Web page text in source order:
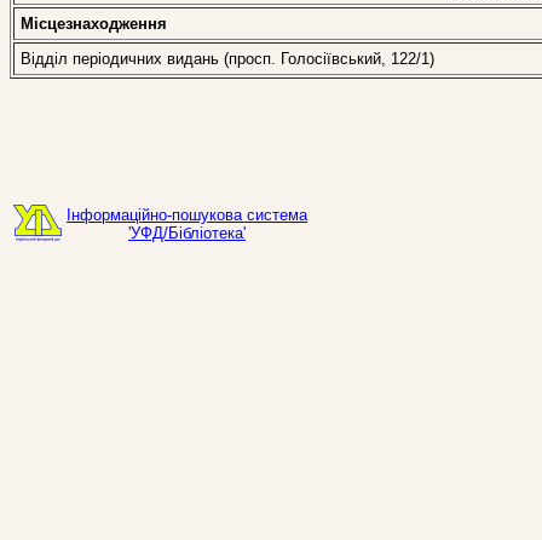
Місцезнаходження
Відділ періодичних видань (просп. Голосіївський, 122/1)
Інформаційно-пошукова система
'УФД/Бібліотека'